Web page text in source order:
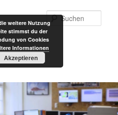
weitere Nutzung
stimmst du der
von Cookies
Informationen
Akzeptieren